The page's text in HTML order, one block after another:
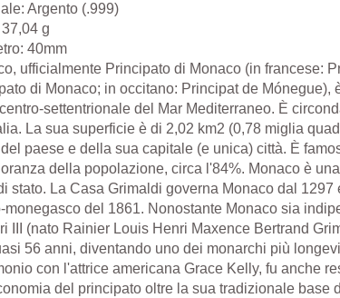
Argento (.999)
g
40mm
ufficialmente Principato di Monaco (in francese:
di Monaco; in occitano: Principat de
settentrionale del Mar Mediterraneo. È
La sua superficie è di 2,02 km2 (0,78 miglia
paese e della sua capitale (e unica) città. È
della popolazione, circa l'84%. Monaco è
stato. La Casa Grimaldi governa Monaco dal
monegasco del 1861. Nonostante Monaco sia
III (nato Rainier Louis Henri Maxence Bertrand
56 anni, diventando uno dei monarchi più
con l'attrice americana Grace Kelly, fu anche
del principato oltre la sua tradizionale base